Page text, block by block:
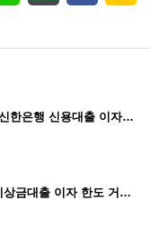
쏠편한 비상금대출? 제1금융 신한은행 신용대출 이자 한도 조건 모바일 조회 신청 후기
토스 비상금대출? 토스뱅크 비상금대출 이자 한도 거절 조건 연장 상환 방법